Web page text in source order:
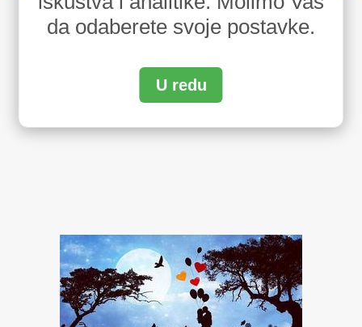
da odaberete svoje postavke.
U redu